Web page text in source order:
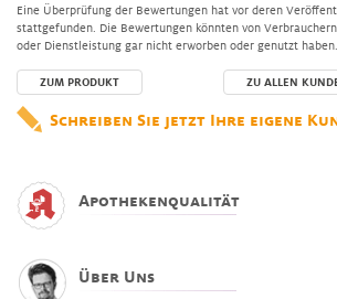
Eine Überprüfung der Bewertungen hat vor deren
stattgefunden. Die Bewertungen könnten von
oder Dienstleistung gar nicht erworben oder genutzt haben.
ZUM PRODUKT ZU ALLEN
Schreiben Sie jetzt Ihre eigene
Apothekenqualität
Über Uns